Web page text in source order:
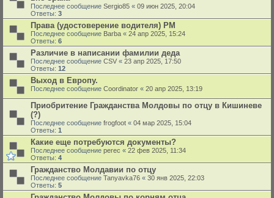
Последнее сообщение Sergio85 « 09 июн 2025, 20:04
Ответы: 3
Права (удостоверение водителя) РМ
Последнее сообщение Barba « 24 апр 2025, 15:24
Ответы: 6
Различие в написании фамилии деда
Последнее сообщение CSV « 23 апр 2025, 17:50
Ответы: 12
Выход в Европу.
Последнее сообщение Coordinator « 20 апр 2025, 13:19
Приобритение Гражданства Молдовы по отцу в Кишиневе
(?)
Последнее сообщение frogfoot « 04 мар 2025, 15:04
Ответы: 1
Какие еще потребуются документы?
Последнее сообщение perec « 22 фев 2025, 11:34
Ответы: 4
Гражданство Молдавии по отцу
Последнее сообщение Tanyavka76 « 30 янв 2025, 22:03
Ответы: 5